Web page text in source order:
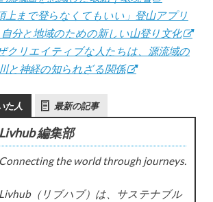
上まで登らなくてもいい」登山アプリ
自分と地域のための新しい山登り文化
クリエイティブな人たちは、源流域の
と神経の知られざる関係
た人 最新の記事
Livhub 編集部
Connecting the world through journeys.
Livhub（リブハブ）は、サステナブル